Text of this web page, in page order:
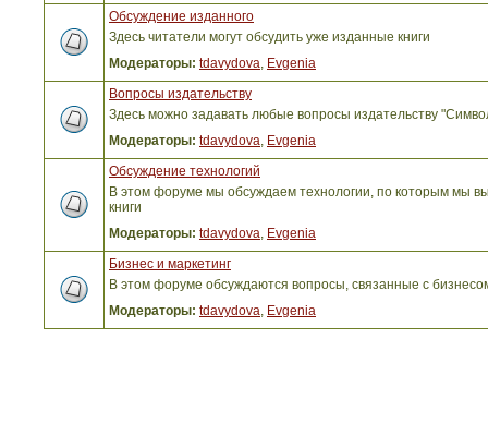
Обсуждение изданного
Здесь читатели могут обсудить уже изданные книги
Модераторы: tdavydova, Evgenia
Вопросы издательству
Здесь можно задавать любые вопросы издательству
Модераторы: tdavydova, Evgenia
Обсуждение технологий
В этом форуме мы обсуждаем технологии, по которым мы
книги
Модераторы: tdavydova, Evgenia
Бизнес и маркетинг
В этом форуме обсуждаются вопросы, связанные с
Модераторы: tdavydova, Evgenia